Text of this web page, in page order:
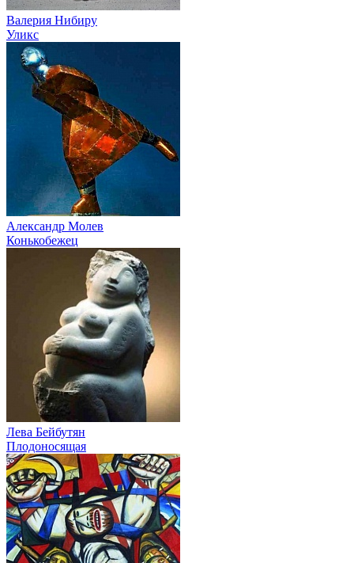
Валерия Нибиру
Уликс
Александр Молев
Конькобежец
Лева Бейбутян
Плодоносящая